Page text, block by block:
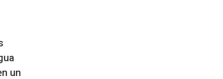
un